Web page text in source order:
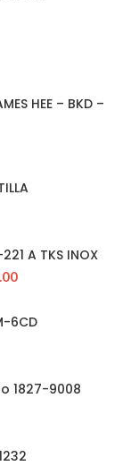
HEE – BKD –
A TKS INOX
6CD
1827-9008